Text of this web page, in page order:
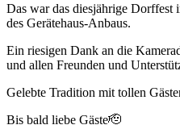
Das war das diesjährige
des Gerätehaus-Anbaus.
Ein riesigen Dank an die
und allen Freunden und
Gelebte Tradition mit tollen
Bis bald liebe Gäste🫡